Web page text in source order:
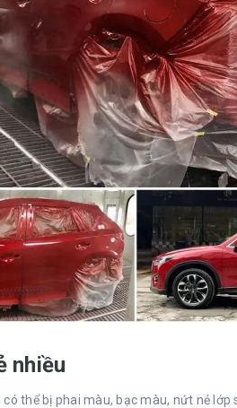
nhiều
thể bị phai màu, bạc màu, nứt nẻ